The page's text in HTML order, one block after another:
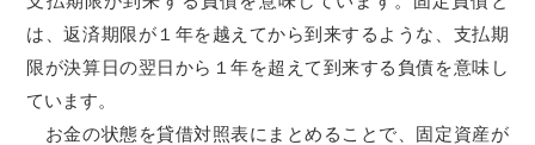
は、返済期限が１年を越えてから到来するような、支払期
限が決算日の翌日から１年を超えて到来する負債を意味し
ています。
お金の状態を貸借対照表にまとめることで、固定資産が